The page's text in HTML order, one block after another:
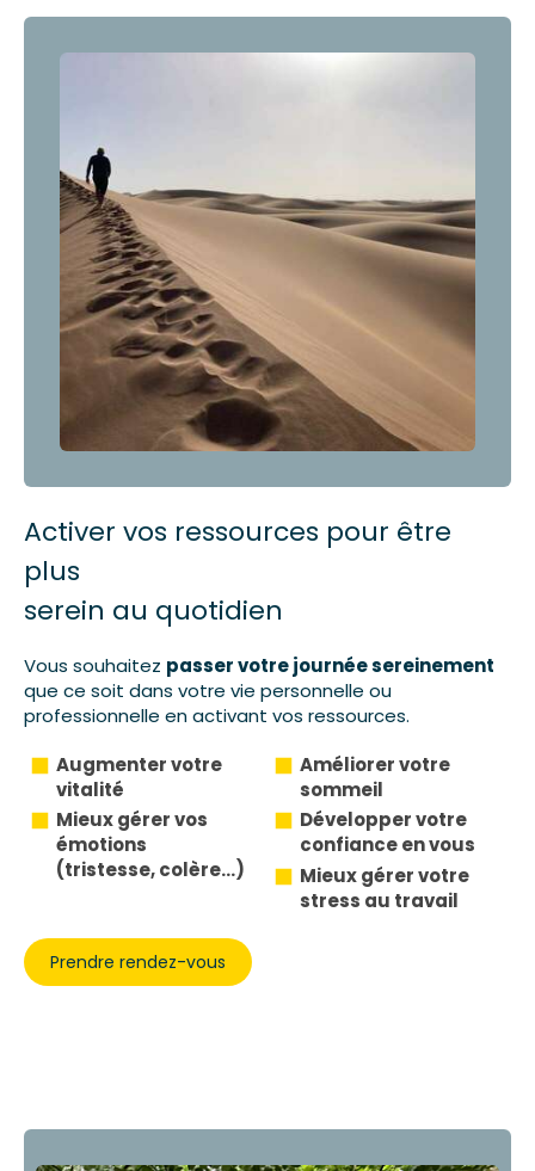
Activer vos ressources pour être
plus
serein au quotidien
Vous souhaitez passer votre journée sereinement
que ce soit dans votre vie personnelle ou
professionnelle en activant vos ressources.
Augmenter votre
vitalité
Améliorer votre
sommeil
Mieux gérer vos
émotions
(tristesse, colère...)
Développer votre
confiance en vous
Mieux gérer votre
stress au travail
Prendre rendez-vous